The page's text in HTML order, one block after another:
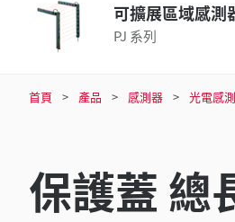
可擴展區域感測
PJ 系列
首頁 產品 感測器 光電感
保護蓋 總